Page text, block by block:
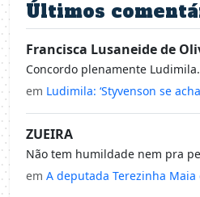
Últimos
Francisca Lusaneide de
Concordo plenamente Ludimila.
em Ludimila: ‘Styvenson se
ZUEIRA
Não tem humildade nem pra
em A deputada Terezinha